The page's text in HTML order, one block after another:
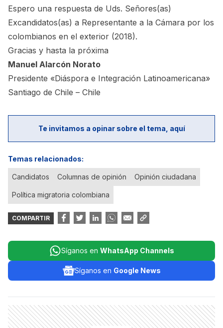
Espero una respuesta de Uds. Señores(as)
Excandidatos(as) a Representante a la Cámara por los
colombianos en el exterior (2018).
Gracias y hasta la próxima
Manuel Alarcón Norato
Presidente «Diáspora e Integración Latinoamericana»
Santiago de Chile – Chile
Te invitamos a opinar sobre el tema, aquí
Temas relacionados:
Candidatos Columnas de opinión Opinión ciudadana
Política migratoria colombiana
COMPARTIR
Síganos en WhatsApp Channels
Síganos en Google News